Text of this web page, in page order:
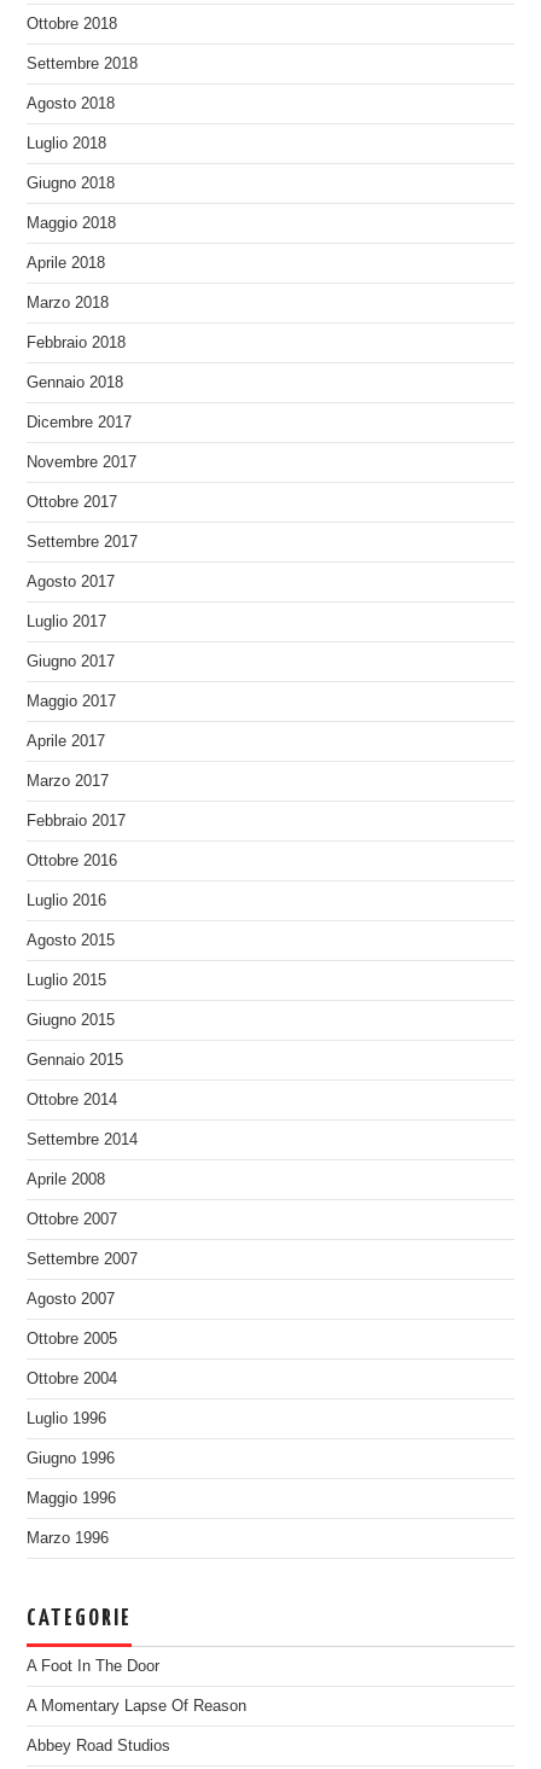
Ottobre 2018
Settembre 2018
Agosto 2018
Luglio 2018
Giugno 2018
Maggio 2018
Aprile 2018
Marzo 2018
Febbraio 2018
Gennaio 2018
Dicembre 2017
Novembre 2017
Ottobre 2017
Settembre 2017
Agosto 2017
Luglio 2017
Giugno 2017
Maggio 2017
Aprile 2017
Marzo 2017
Febbraio 2017
Ottobre 2016
Luglio 2016
Agosto 2015
Luglio 2015
Giugno 2015
Gennaio 2015
Ottobre 2014
Settembre 2014
Aprile 2008
Ottobre 2007
Settembre 2007
Agosto 2007
Ottobre 2005
Ottobre 2004
Luglio 1996
Giugno 1996
Maggio 1996
Marzo 1996
CATEGORIE
A Foot In The Door
A Momentary Lapse Of Reason
Abbey Road Studios